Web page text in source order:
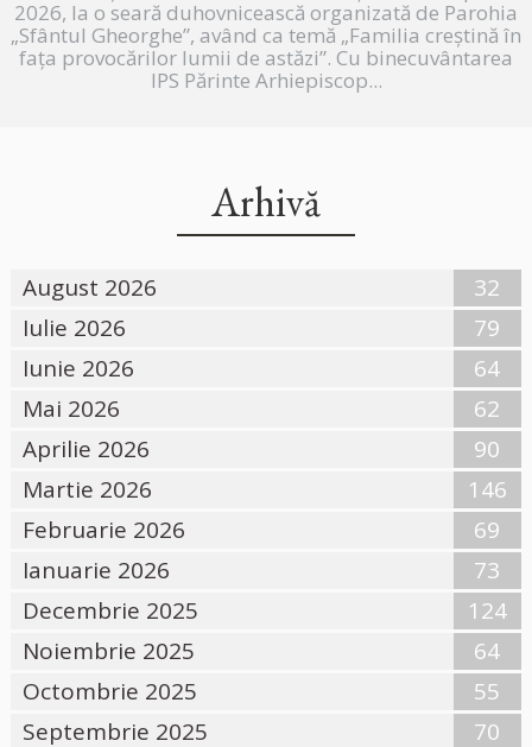
2026, la o seară duhovnicească organizată de Parohia
„Sfântul Gheorghe”, având ca temă „Familia creștină în
fața provocărilor lumii de astăzi”. Cu binecuvântarea
IPS Părinte Arhiepiscop...
Arhivă
August 2026
32
Iulie 2026
79
Iunie 2026
64
Mai 2026
62
Aprilie 2026
90
Martie 2026
146
Februarie 2026
69
Ianuarie 2026
73
Decembrie 2025
124
Noiembrie 2025
64
Octombrie 2025
55
Septembrie 2025
70